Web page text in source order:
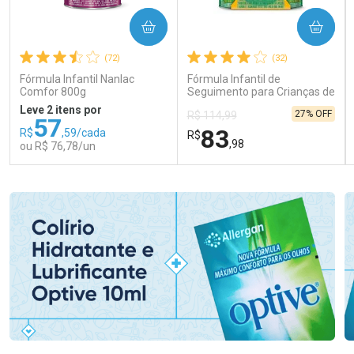
(72)
Fórmula Infantil Nanlac
Comfor 800g
Leve 2 itens por
R$57,59/cada
ou R$ 76,78/un
COMPRAR
(32)
Fórmula Infantil de
Seguimento para Crianças de
Primeira Infância Nestonutri
2 Unidades de 800g cada
R$ 114,99
R$83,98
27% OFF
COMPRAR
Laboratório
Por Menos